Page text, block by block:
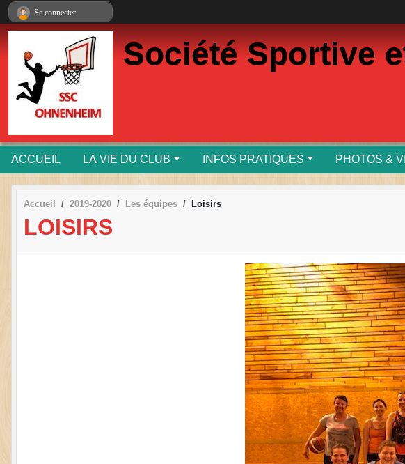
Société Sportive
ACCUEIL LA VIE DU CLUB INFOS PRATIQUES PHOTOS &
Accueil 2019-2020 Les équipes Loisirs
LOISIRS
Se connecter
Panneau de gestion des cookies